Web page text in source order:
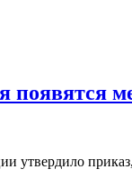
появятся
утвердило